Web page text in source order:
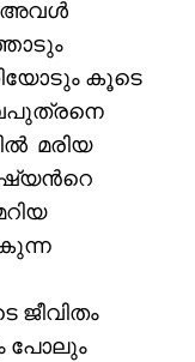
അവൾ
കൂടെ
മരിയ
ജീവിതം
പോലും